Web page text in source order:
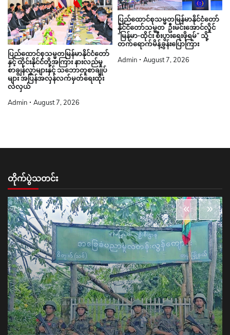
ပြည်ထောင်စုသမ္မတမြန်မာနိုင်ငံတော်
နှင့် ထိုင်းနိုင်ငံတို့အကြား နားလည်မှု
စာချွန်လွှာများနှင့် သဘောတူစာချုပ်
များ အပြန်အလှန်လက်မှတ်ရေးထိုး
လဲလှယ်
Admin August 7, 2026
ပြည်ထောင်စုသမ္မတမြန်မာနိုင်ငံတော်
နိုင်ငံတော်သမ္မတ ဦးမင်းအောင်လှိုင်
“မြန်မာ-ထိုင်း စီးပွားရေးဖိုရမ်” သို့
တက်ရောက်မိန့်ခွန်းပြောကြား
Admin August 7, 2026
တိုက်ပွဲသတင်း